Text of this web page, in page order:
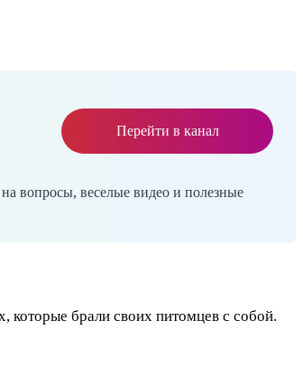
Перейти в канал
вопросы, веселые видео и полезные
которые брали своих питомцев с собой.